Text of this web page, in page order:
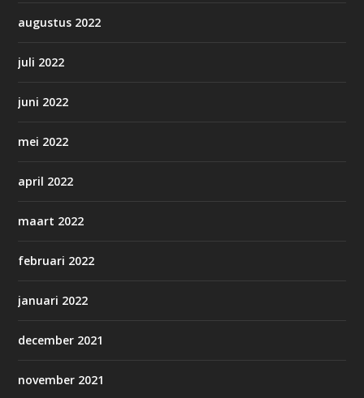
augustus 2022
juli 2022
juni 2022
mei 2022
april 2022
maart 2022
februari 2022
januari 2022
december 2021
november 2021